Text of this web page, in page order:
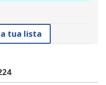
tua lista